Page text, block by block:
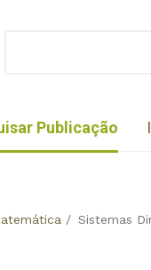
Publicação
/ Sistemas